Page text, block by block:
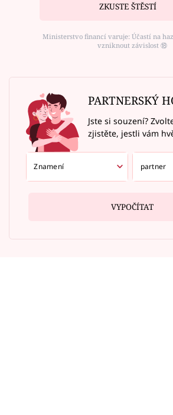
ZKUSTE ŠTĚSTÍ
Ministerstvo financí varuje: Účastí na
vzniknout závislost ⑱
PARTNERSKÝ
Jste si souzení?
zjistěte, jestli vám
VYPOČÍTAT